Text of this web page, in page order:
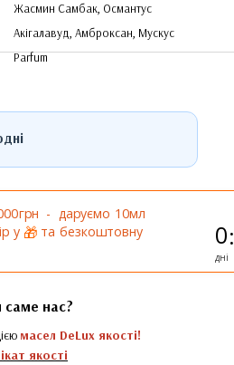
Жасмин Самбак, Османтус
Акігалавуд, Амброксан, Мускус
Parfum
- даруємо 10мл
у 🎁 та безкоштовну 0
дні
:
нас?
масел DeLux якості!
якості